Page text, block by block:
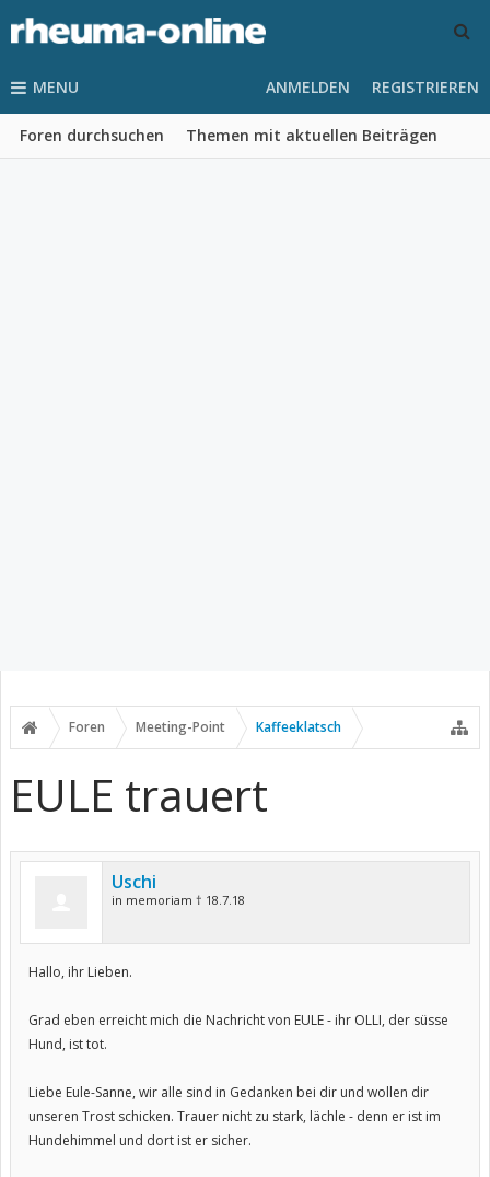
MENU
Foren durchsuchen Themen mit aktuellen Beiträgen
ANMELDEN REGISTRIEREN
Foren Meeting-Point Kaffeeklatsch
EULE trauert
Uschi
in memoriam † 18.7.18
Hallo, ihr Lieben.
Grad eben erreicht mich die Nachricht von EULE - ihr OLLI, der süsse
Hund, ist tot.
Liebe Eule-Sanne, wir alle sind in Gedanken bei dir und wollen dir
unseren Trost schicken. Trauer nicht zu stark, lächle - denn er ist im
Hundehimmel und dort ist er sicher.